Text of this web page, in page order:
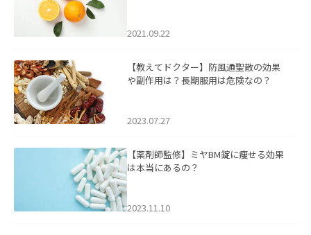
2021.09.22
【教えてドクター】防風通聖散の効果
や副作用は？長期服用は危険なの？
2023.07.27
【薬剤師監修】ミヤBM錠に痩せる効果
は本当にあるの？
2023.11.10